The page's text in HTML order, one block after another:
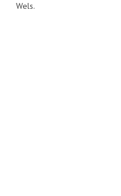
Wels.